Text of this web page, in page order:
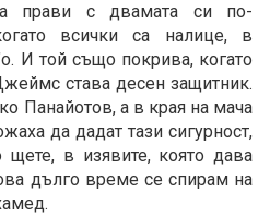
прави с двамата си по-
всички са налице, в
И той също покрива, когато
става десен защитник.
Панайотов, а в края на мача
да дадат тази сигурност,
щете, в изявите, която дава
дълго време се спирам на